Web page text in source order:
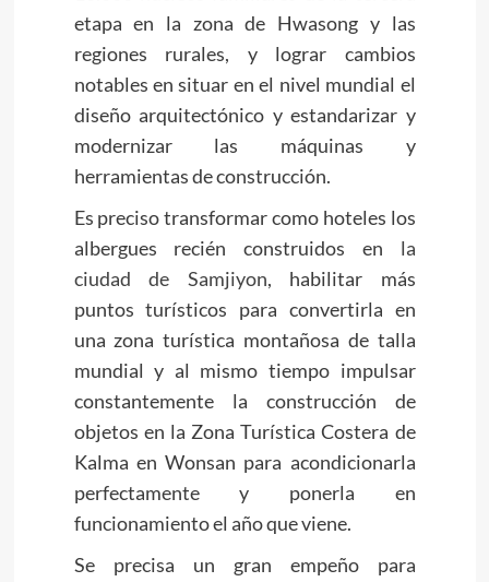
etapa en la zona de Hwasong y las
regiones rurales, y lograr cambios
notables en situar en el nivel mundial el
diseño arquitectónico y estandarizar y
modernizar las máquinas y
herramientas de construcción.
Es preciso transformar como hoteles los
albergues recién construidos en la
ciudad de Samjiyon, habilitar más
puntos turísticos para convertirla en
una zona turística montañosa de talla
mundial y al mismo tiempo impulsar
constantemente la construcción de
objetos en la Zona Turística Costera de
Kalma en Wonsan para acondicionarla
perfectamente y ponerla en
funcionamiento el año que viene.
Se precisa un gran empeño para